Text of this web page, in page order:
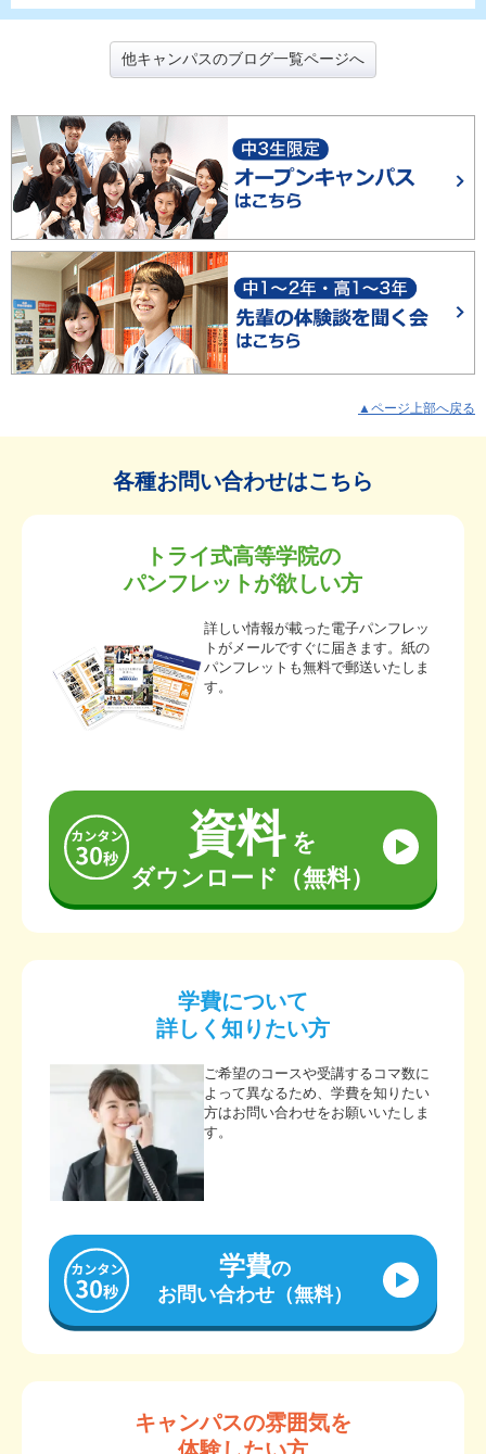
他キャンパスのブログ一覧ページへ
▲ページ上部へ戻る
各種お問い合わせはこちら
トライ式高等学院の
パンフレットが欲しい方
詳しい情報が載った電子パンフレッ
トがメールですぐに届きます。紙の
パンフレットも無料で郵送いたしま
す。
資料を
ダウンロード（無料）
学費について
詳しく知りたい方
ご希望のコースや受講するコマ数に
よって異なるため、学費を知りたい
方はお問い合わせをお願いいたしま
す。
学費の
お問い合わせ（無料）
キャンパスの雰囲気を